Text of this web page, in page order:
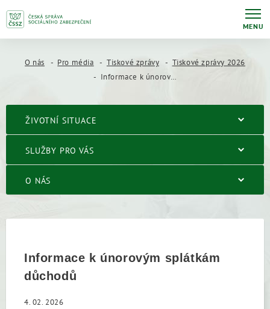
MENU
O nás Pro média Tiskové zprávy
Tiskové zprávy 2026
Informace k únorovým splátkám důchodů
ŽIVOTNÍ SITUACE
SLUŽBY PRO VÁS
O NÁS
Informace k únorovým splátkám
důchodů
4. 02. 2026